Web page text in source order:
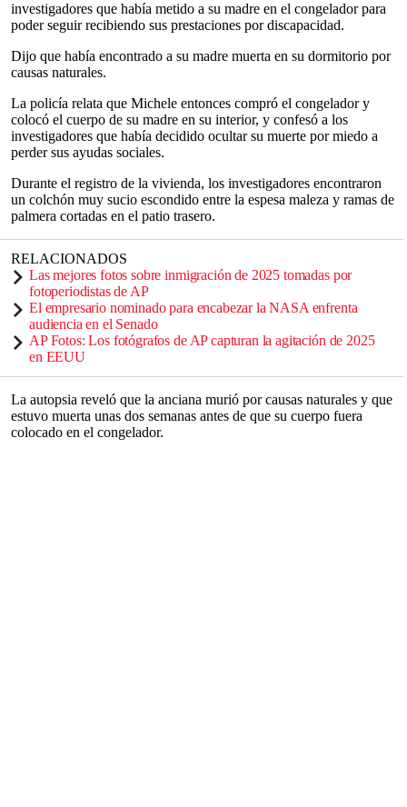
investigadores que había metido a su madre en el congelador para
poder seguir recibiendo sus prestaciones por discapacidad.
Dijo que había encontrado a su madre muerta en su dormitorio por
causas naturales.
La policía relata que Michele entonces compró el congelador y
colocó el cuerpo de su madre en su interior, y confesó a los
investigadores que había decidido ocultar su muerte por miedo a
perder sus ayudas sociales.
Durante el registro de la vivienda, los investigadores encontraron
un colchón muy sucio escondido entre la espesa maleza y ramas de
palmera cortadas en el patio trasero.
RELACIONADOS
Las mejores fotos sobre inmigración de 2025 tomadas por
fotoperiodistas de AP
El empresario nominado para encabezar la NASA enfrenta
audiencia en el Senado
AP Fotos: Los fotógrafos de AP capturan la agitación de 2025
en EEUU
La autopsia reveló que la anciana murió por causas naturales y que
estuvo muerta unas dos semanas antes de que su cuerpo fuera
colocado en el congelador.